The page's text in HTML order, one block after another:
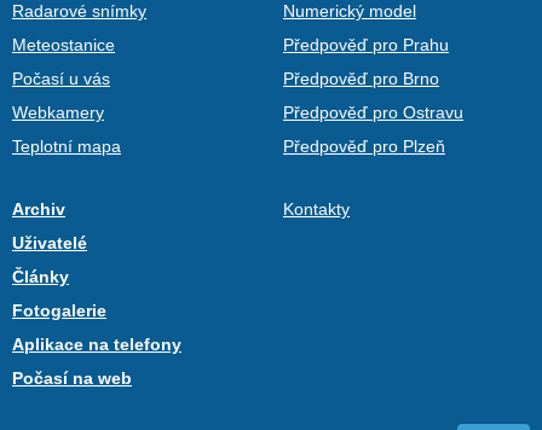
Radarové snímky
Meteostanice
Počasí u vás
Webkamery
Teplotní mapa
Numerický model
Předpověď pro Prahu
Předpověď pro Brno
Předpověď pro Ostravu
Předpověď pro Plzeň
Archiv
Uživatelé
Články
Fotogalerie
Aplikace na telefony
Počasí na web
Kontakty